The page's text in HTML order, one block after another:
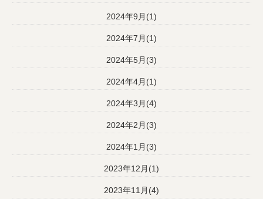
2024年9月(1)
2024年7月(1)
2024年5月(3)
2024年4月(1)
2024年3月(4)
2024年2月(3)
2024年1月(3)
2023年12月(1)
2023年11月(4)